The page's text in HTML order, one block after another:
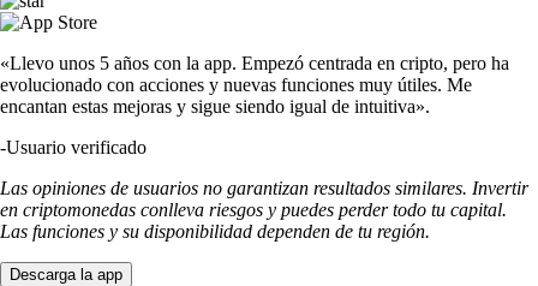
«Llevo unos 5 años con la app. Empezó centrada en cripto, pero ha
evolucionado con acciones y nuevas funciones muy útiles. Me
encantan estas mejoras y sigue siendo igual de intuitiva».
-Usuario verificado
Las opiniones de usuarios no garantizan resultados similares. Invertir
en criptomonedas conlleva riesgos y puedes perder todo tu capital.
Las funciones y su disponibilidad dependen de tu región.
Descarga la app